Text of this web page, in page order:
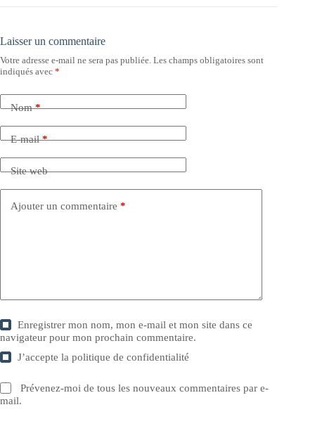
Laisser un commentaire
Votre adresse e-mail ne sera pas publiée. Les champs obligatoires sont
indiqués avec *
Nom*
E-mail*
Site web
Ajouter un commentaire *
Enregistrer mon nom, mon e-mail et mon site dans ce
navigateur pour mon prochain commentaire.
J’accepte lapolitique de confidentialité
Prévenez-moi de tous les nouveaux commentaires par e-
mail.